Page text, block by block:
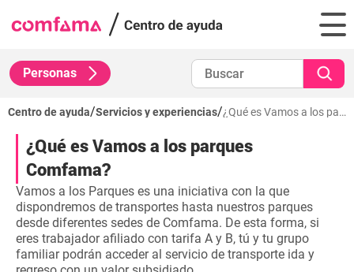
Personas
Centro de ayuda/Servicios y experiencias/ ¿Qué es Vamos a los parques Comfama?
¿Qué es Vamos a los parques
Comfama?
Vamos a los Parques es una iniciativa con la que
dispondremos de transportes hasta nuestros parques
desde diferentes sedes de Comfama. De esta forma, si
eres trabajador afiliado con tarifa A y B, tú y tu grupo
familiar podrán acceder al servicio de transporte ida y